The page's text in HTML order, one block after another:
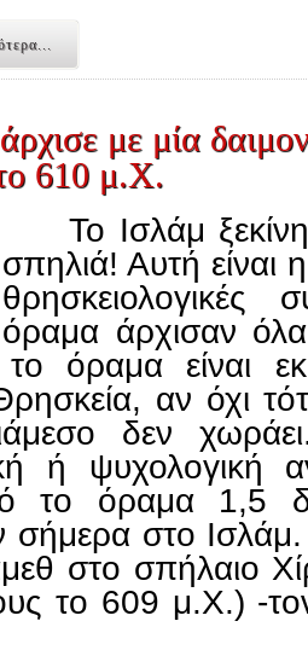
με μία
610 μ.Χ.
Το Ισλάμ
σπηλιά! Αυτή είναι
όραμα άρχισαν όλα
όραμα είναι
αν όχι
δεν
ή ψυχολογική
το όραμα 1,5
σήμερα στο
στο σπήλαιο
το 609 μ.Χ.) -